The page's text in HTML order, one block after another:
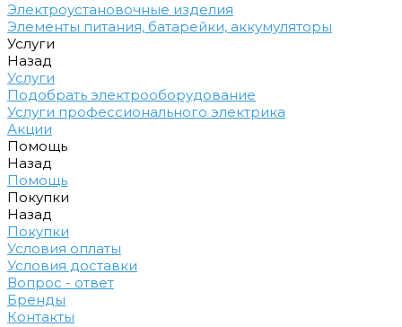
Электроустановочные изделия
Элементы питания, батарейки, аккумуляторы
Услуги
Назад
Услуги
Подобрать электрооборудование
Услуги профессионального электрика
Акции
Помощь
Назад
Помощь
Покупки
Назад
Покупки
Условия оплаты
Условия доставки
Вопрос - ответ
Бренды
Контакты